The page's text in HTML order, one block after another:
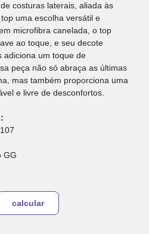
costuras laterais, aliada às
uma escolha versátil e
microfibra canelada, o top
ao toque, e seu decote
adiciona um toque de
peça não só abraça as últimas
mas também proporciona uma
e livre de desconfortos.
GG